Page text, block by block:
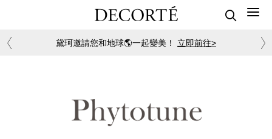
黛珂邀請您和地球🌎一起變美！ 立即前往>